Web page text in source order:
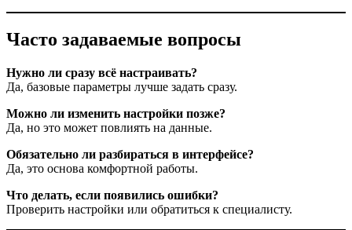
Часто задаваемые вопросы
Нужно ли сразу всё настраивать?
Да, базовые параметры лучше задать сразу.
Можно ли изменить настройки позже?
Да, но это может повлиять на данные.
Обязательно ли разбираться в интерфейсе?
Да, это основа комфортной работы.
Что делать, если появились ошибки?
Проверить настройки или обратиться к специалисту.